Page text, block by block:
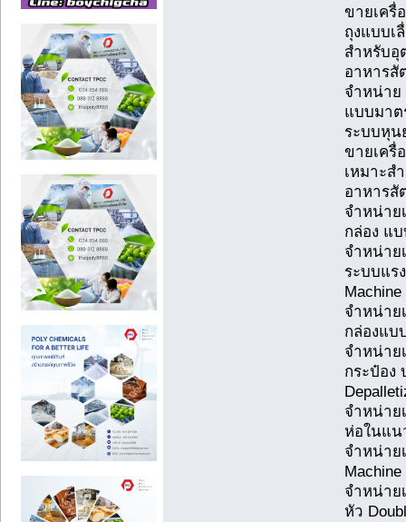
ขายเครื่
ถุงแบบเ
สำหรับอุ
อาหารสั
จำหน่าย
แบบมาต
ระบบหุน
ขายเครื่
เหมาะส
อาหารสั
จำหน่าย
กล่อง แ
จำหน่าย
ระบบแร
Machine
จำหน่าย
กล่องแบ
จำหน่าย
กระป๋อง
จำหน่าย
ห่อในแน
จำหน่าย
Machine
จำหน่าย
หัว